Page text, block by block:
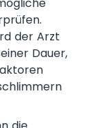
der Arzt
Dauer,